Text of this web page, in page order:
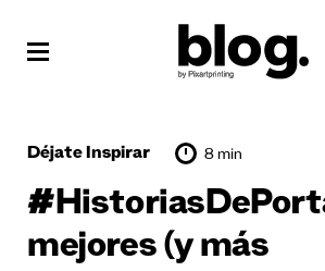
Déjate Inspirar 8 min
mejores (y más